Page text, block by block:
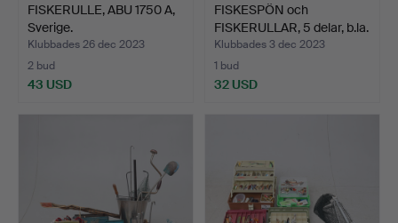
FISKERULLE, ABU 1750 A,
Sverige.
Klubbades 26 dec 2023
2 bud
43 USD
FISKESPÖN och
FISKERULLAR, 5 delar, b.la.
…
Klubbades 3 dec 2023
1 bud
32 USD